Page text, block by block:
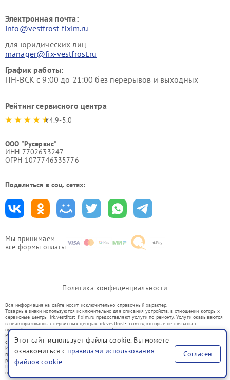
Мы принимаем
все формы оплаты
Электронная почта:
info@vestfrost-fixim.ru
для юридических лиц
manager@fix-vestfrost.ru
График работы:
ПН-ВСК с 9:00 до 21:00 без перерывов и выходных
Рейтинг сервисного центра
4.9-5.0
ООО "Русервис"
ИНН 7702633247
ОГРН 1077746335776
Поделиться в соц. сетях:
Политика конфиденциальности
Вся информация на сайте носит исключительно справочный характер.
Товарные знаки используются исключительно для описания устройств, в отношении которых
сервисные центры irk.vestfrost-fixim.ru предоставляют услуги по ремонту. Услуги оказываются
в неавторизованных сервисных центрах irk.vestfrost-fixim.ru, которые не связаны с
правообладателями товарных знаков или их официальными представителями.
Ремонт осуществляется для устройств, уже введенных в гражданский оборот в соответствии
со статьей 1487 ГК РФ.
Использование товарных знаков не преследует цели индивидуализации услуг или введения
потребителей в заблуждение, а служит для информирования о предоставляемых услугах по
ремонту техники указанных брендов.
Представленная на сайте информация не является публичной офертой, определяемой
положениями Статьи 437(2) Гражданского кодекса РФ
Этот сайт использует файлы cookie. Вы можете
ознакомиться с правилами использования
файлов cookie
Согласен